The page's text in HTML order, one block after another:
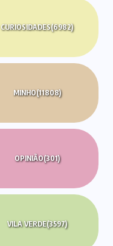
CURIOSIDADES(6982)
MINHO(11808)
OPINIÃO(301)
VILA VERDE(3597)